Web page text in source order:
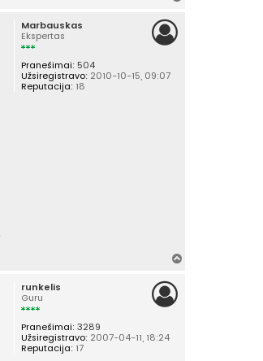
Marbauskas
Ekspertas
Pranešimai: 504
Užsiregistravo: 2010-10-15, 09:07
Reputacija: 18
runkelis
Guru
Pranešimai: 3289
Užsiregistravo: 2007-04-11, 18:24
Reputacija: 17